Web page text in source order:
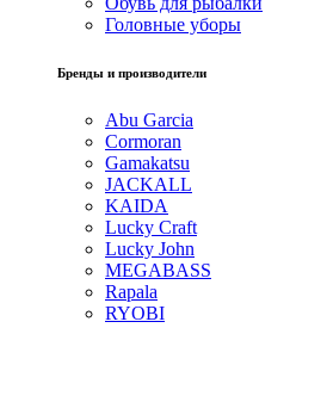
Головные уборы
Бренды и производители
Abu Garcia
Cormoran
Gamakatsu
JACKALL
KAIDA
Lucky Craft
Lucky John
MEGABASS
Rapala
RYOBI